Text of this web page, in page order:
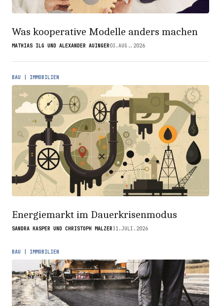
Was kooperative Modelle anders machen
MATHIAS ILG UND ALEXANDER AUINGER03.AUG..2026
BAU | IMMOBILIEN
Energiemarkt im Dauerkrisenmodus
SANDRA KASPER UND CHRISTOPH MALZER31.JULI.2026
BAU | IMMOBILIEN